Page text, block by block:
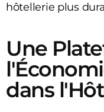
hôtellerie plus
Une
dans